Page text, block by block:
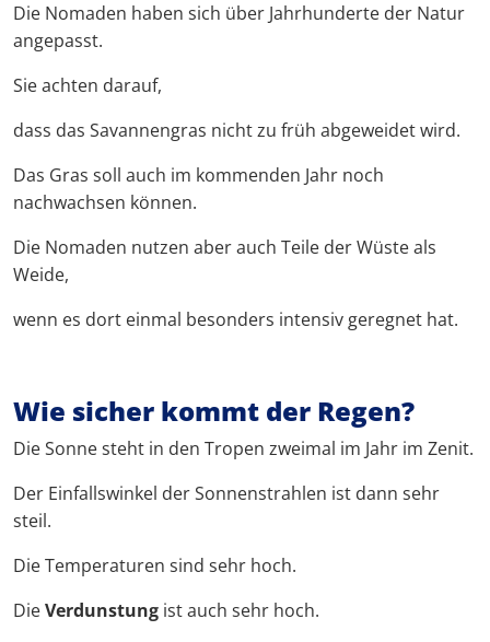
Die Nomaden haben sich über Jahrhunderte der Natur
angepasst.
Sie achten darauf,
dass das Savannengras nicht zu früh abgeweidet wird.
Das Gras soll auch im kommenden Jahr noch
nachwachsen können.
Die Nomaden nutzen aber auch Teile der Wüste als
Weide,
wenn es dort einmal besonders intensiv geregnet hat.
Wie sicher kommt der Regen?
Die Sonne steht in den Tropen zweimal im Jahr im Zenit.
Der Einfallswinkel der Sonnenstrahlen ist dann sehr
steil.
Die Temperaturen sind sehr hoch.
DieVerdunstung ist auch sehr hoch.